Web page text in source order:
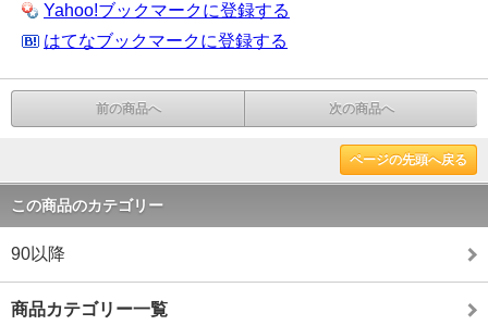
Yahoo!ブックマークに登録する
はてなブックマークに登録する
前の商品へ 次の商品へ
ページの先頭へ戻る
この商品のカテゴリー
90以降
商品カテゴリー一覧